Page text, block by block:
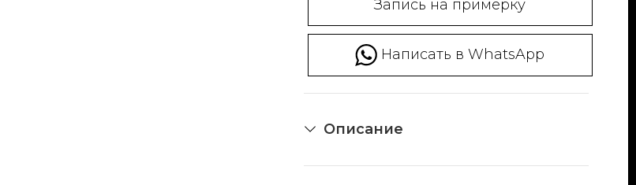
Запись на примерку
Написать в WhatsApp
Описание